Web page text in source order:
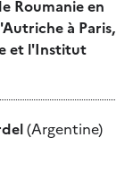
Roumanie en
à Paris,
et l'Institut
(Argentine)